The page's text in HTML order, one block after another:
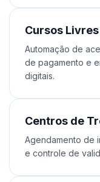
Cursos Livres
Automação de
de pagamento e
digitais.
Centros de
Agendamento de
e controle de